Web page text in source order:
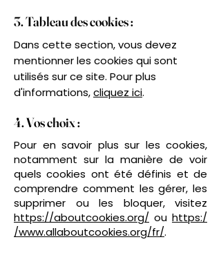
3. Tableau des cookies :
Dans cette section, vous devez
mentionner les cookies qui sont
utilisés sur ce site. Pour plus
d'informations,cliquez ici.
4. Vos choix :
Pour en savoir plus sur les cookies,
notamment sur la manière de voir
quels cookies ont été définis et de
comprendre comment les gérer, les
supprimer ou les bloquer, visitez
https://aboutcookies.org/ ou https:/
/www.allaboutcookies.org/fr/.